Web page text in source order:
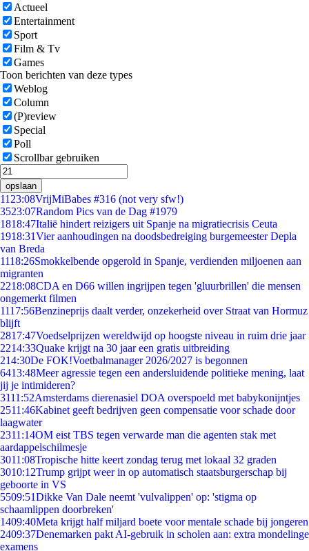
Actueel
Entertainment
Sport
Film & Tv
Games
Toon berichten van deze types
Weblog
Column
(P)review
Special
Poll
Scrollbar gebruiken
opslaan
11 23:08VrijMiBabes #316 (not very sfw!)
3523:07Random Pics van de Dag #1979
1818:47Italië hindert reizigers uit Spanje na migratiecrisis Ceuta
1918:31Vier aanhoudingen na doodsbedreiging burgemeester Depla
van Breda
1118:26Smokkelbende opgerold in Spanje, verdienden miljoenen aan
migranten
2218:08CDA en D66 willen ingrijpen tegen 'gluurbrillen' die mensen
ongemerkt filmen
1117:56Benzineprijs daalt verder, onzekerheid over Straat van Hormuz
blijft
2817:47Voedselprijzen wereldwijd op hoogste niveau in ruim drie jaar
2214:33Quake krijgt na 30 jaar een gratis uitbreiding
214:30De FOK!Voetbalmanager 2026/2027 is begonnen
6413:48Meer agressie tegen een andersluidende politieke mening, laat
jij je intimideren?
3111:52Amsterdams dierenasiel DOA overspoeld met babykonijntjes
2511:46Kabinet geeft bedrijven geen compensatie voor schade door
laagwater
2311:14OM eist TBS tegen verwarde man die agenten stak met
aardappelschilmesje
3011:08Tropische hitte keert zondag terug met lokaal 32 graden
3010:12Trump grijpt weer in op automatisch staatsburgerschap bij
geboorte in VS
5509:51Dikke Van Dale neemt 'vulvalippen' op: 'stigma op
schaamlippen doorbreken'
1409:40Meta krijgt half miljard boete voor mentale schade bij jongeren
2409:37Denemarken pakt AI-gebruik in scholen aan: extra mondelinge
examens